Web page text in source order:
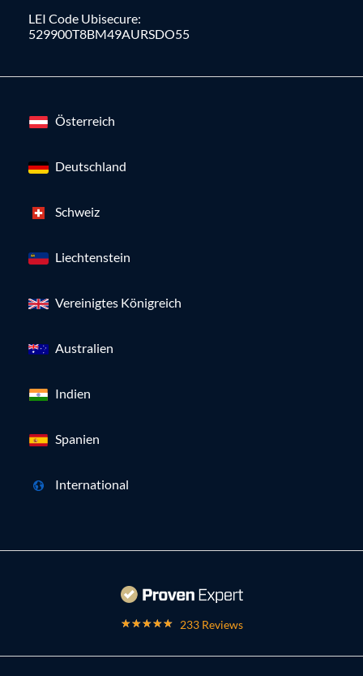
LEI Code Ubisecure:
529900T8BM49AURSDO55
Österreich
Deutschland
Schweiz
Liechtenstein
Vereinigtes Königreich
Australien
Indien
Spanien
International
233 Reviews